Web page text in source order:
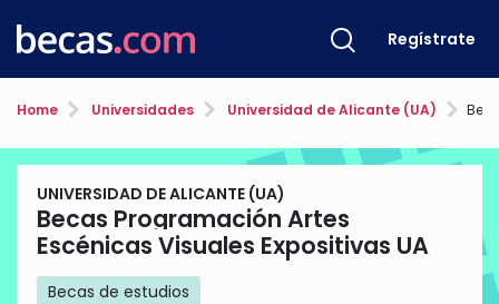
Regístrate
Home Universidades Universidad de Alicante (UA) Becas
UNIVERSIDAD DE ALICANTE (UA)
Becas Programación Artes
Escénicas Visuales Expositivas UA
Becas de estudios